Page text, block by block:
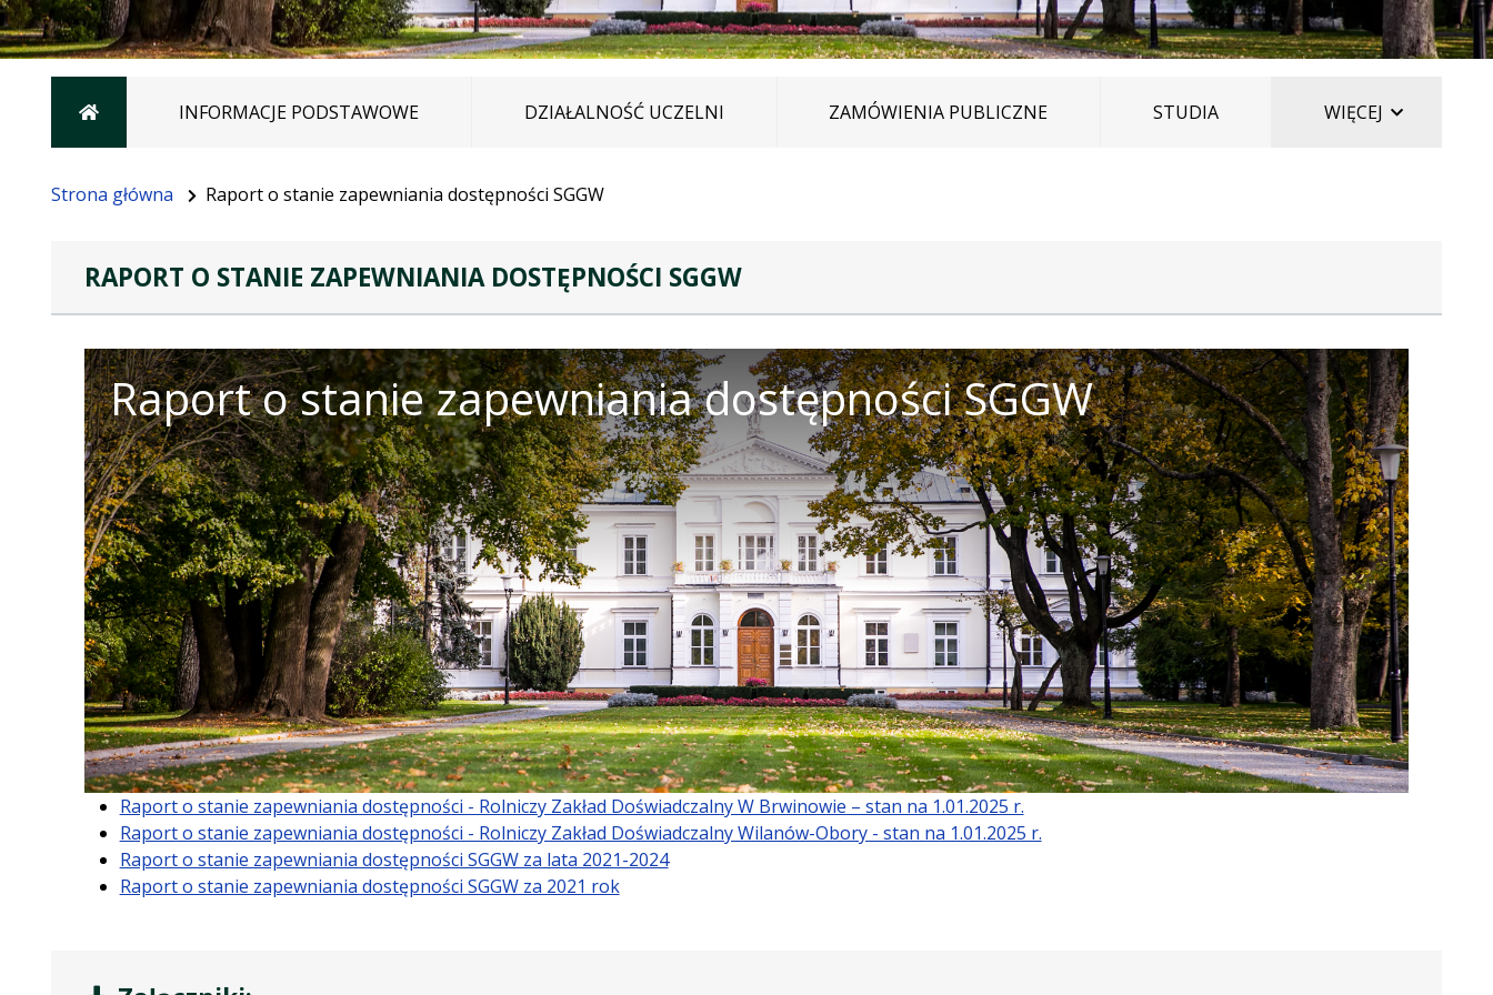
Strona głównaINFORMACJE PODSTAWOWE DZIAŁALNOŚĆ UCZELNI ZAMÓWIENIA PUBLICZNE STUDIA WIĘCEJ
Strona główna Raport o stanie zapewniania dostępności SGGW
RAPORT O STANIE ZAPEWNIANIA DOSTĘPNOŚCI SGGW
Raport o stanie zapewniania dostępności SGGW
Raport o stanie zapewniania dostępności - Rolniczy Zakład Doświadczalny W Brwinowie – stan na 1.01.2025 r.
Raport o stanie zapewniania dostępności - Rolniczy Zakład Doświadczalny Wilanów-Obory - stan na 1.01.2025 r.
Raport o stanie zapewniania dostępności SGGW za lata 2021-2024
Raport o stanie zapewniania dostępności SGGW za 2021 rok